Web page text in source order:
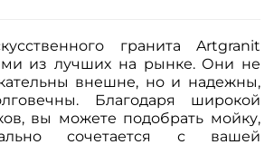
гранита Artgranit
из лучших на рынке. Они не
внешне, но и надежны,
Благодаря широкой
вы можете подобрать мойку,
сочетается с вашей